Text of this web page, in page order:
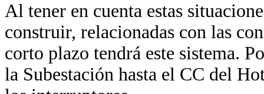
Al tener en cuenta estas
construir, relacionadas con las
corto plazo tendrá este sistema.
la Subestación hasta el CC del